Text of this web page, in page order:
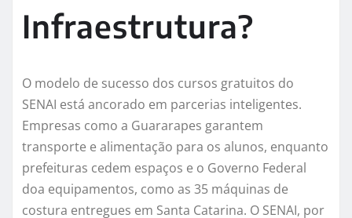
Infraestrutura?
O modelo de sucesso dos cursos gratuitos do
SENAI está ancorado em parcerias inteligentes.
Empresas como a Guararapes garantem
transporte e alimentação para os alunos, enquanto
prefeituras cedem espaços e o Governo Federal
doa equipamentos, como as 35 máquinas de
costura entregues em Santa Catarina. O SENAI, por